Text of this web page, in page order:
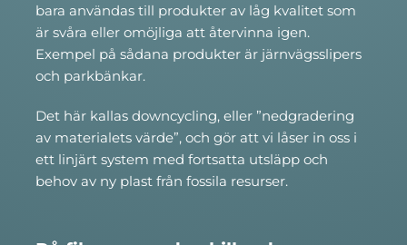
bara användas till produkter av låg kvalitet som
är svåra eller omöjliga att återvinna igen.
Exempel på sådana produkter är järnvägsslipers
och parkbänkar.
Det här kallas downcycling, eller ”nedgradering
av materialets värde”, och gör att vi låser in oss i
ett linjärt system med fortsatta utsläpp och
behov av ny plast från fossila resurser.